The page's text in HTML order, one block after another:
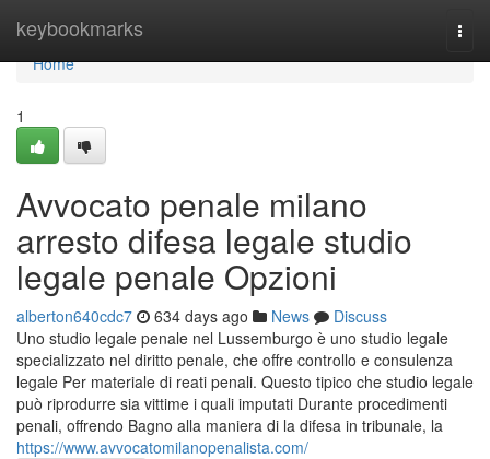
keybookmarks
Home
Home
1
Avvocato penale milano
arresto difesa legale studio
legale penale Opzioni
alberton640cdc7 634 days ago News
Discuss
Uno studio legale penale nel Lussemburgo è uno studio legale
specializzato nel diritto penale, che offre controllo e consulenza
legale Per materiale di reati penali. Questo tipico che studio legale
può riprodurre sia vittime i quali imputati Durante procedimenti
penali, offrendo Bagno alla maniera di la difesa in tribunale, la
https://www.avvocatomilanopenalista.com/